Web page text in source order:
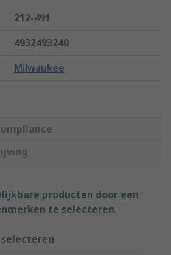
212-491
4932493240
Milwaukee
producten door een
te selecteren.